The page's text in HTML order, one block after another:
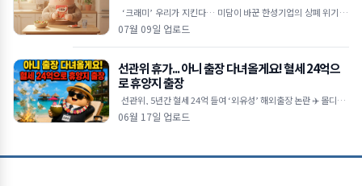
‘크래미’ 우리가 지킨다… 미담이 바꾼 한성기업의 상폐 위기 극
복 🦀상장폐지 시가총액 기준이 300억 원으로 강화
07월 09일 업로드
선관위 휴가... 아니 출장 다녀올게요! 혈세 24억으
로 휴양지 출장
코타키나발루 등 휴양지 방
06월 17일 업로드